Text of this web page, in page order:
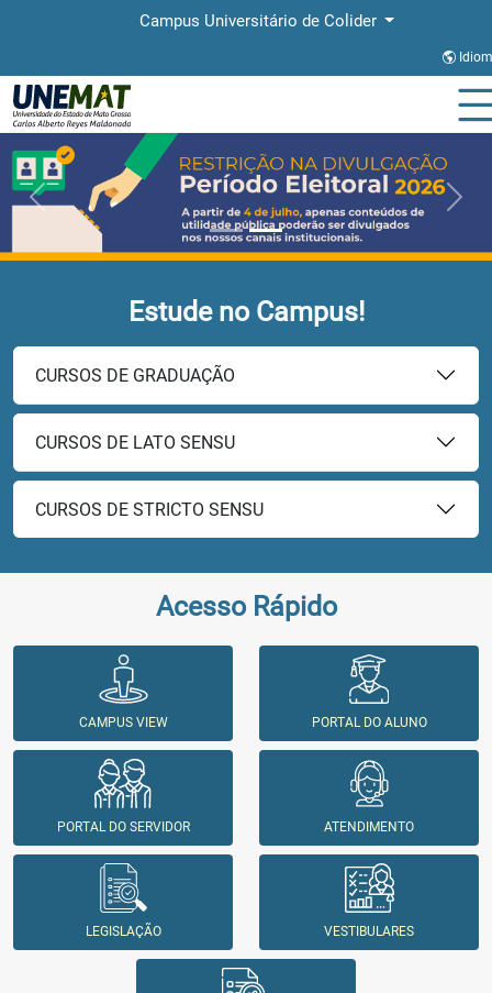
Campus Universitário de Colider
Previous Next
Estude no Campus!
CURSOS DE GRADUAÇÃO
CURSOS DE LATO SENSU
CURSOS DE STRICTO SENSU
Acesso Rápido
CAMPUS VIEW PORTAL DO ALUNO
PORTAL DO SERVIDOR ATENDIMENTO
LEGISLAÇÃO VESTIBULARES